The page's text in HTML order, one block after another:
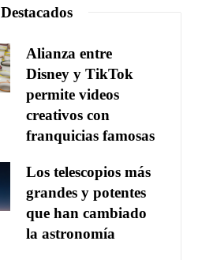
Destacados
Alianza entre
Disney y TikTok
permite videos
creativos con
franquicias famosas
Los telescopios más
grandes y potentes
que han cambiado
la astronomía